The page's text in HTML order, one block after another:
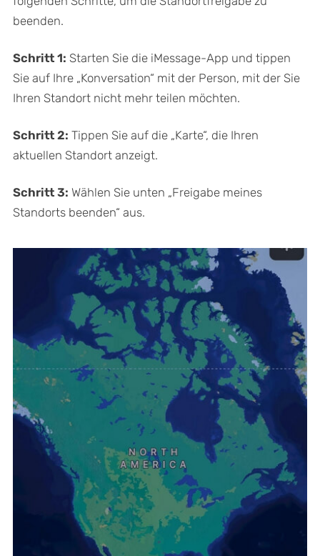
beenden.
Schritt 1: Starten Sie die iMessage-App und tippen
Sie auf Ihre „Konversation“ mit der Person, mit der Sie
Ihren Standort nicht mehr teilen möchten.
Schritt 2: Tippen Sie auf die „Karte“, die Ihren
aktuellen Standort anzeigt.
Schritt 3: Wählen Sie unten „Freigabe meines
Standorts beenden“ aus.